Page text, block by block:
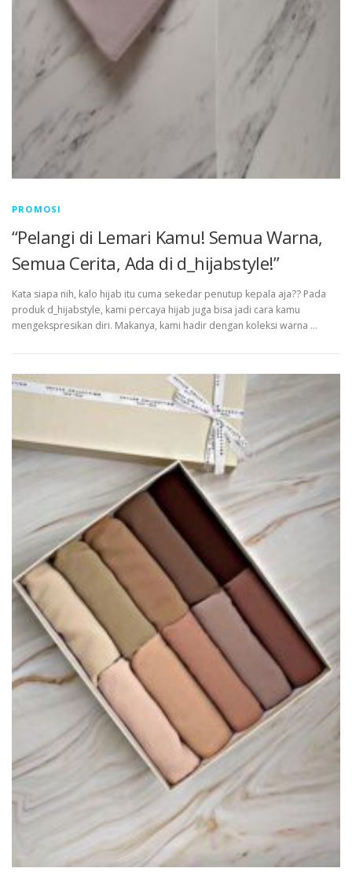
PROMOSI
“Pelangi di Lemari Kamu! Semua Warna,
Semua Cerita, Ada di d_hijabstyle!”
Kata siapa nih, kalo hijab itu cuma sekedar penutup kepala aja?? Pada
produk d_hijabstyle, kami percaya hijab juga bisa jadi cara kamu
mengekspresikan diri. Makanya, kami hadir dengan koleksi warna …